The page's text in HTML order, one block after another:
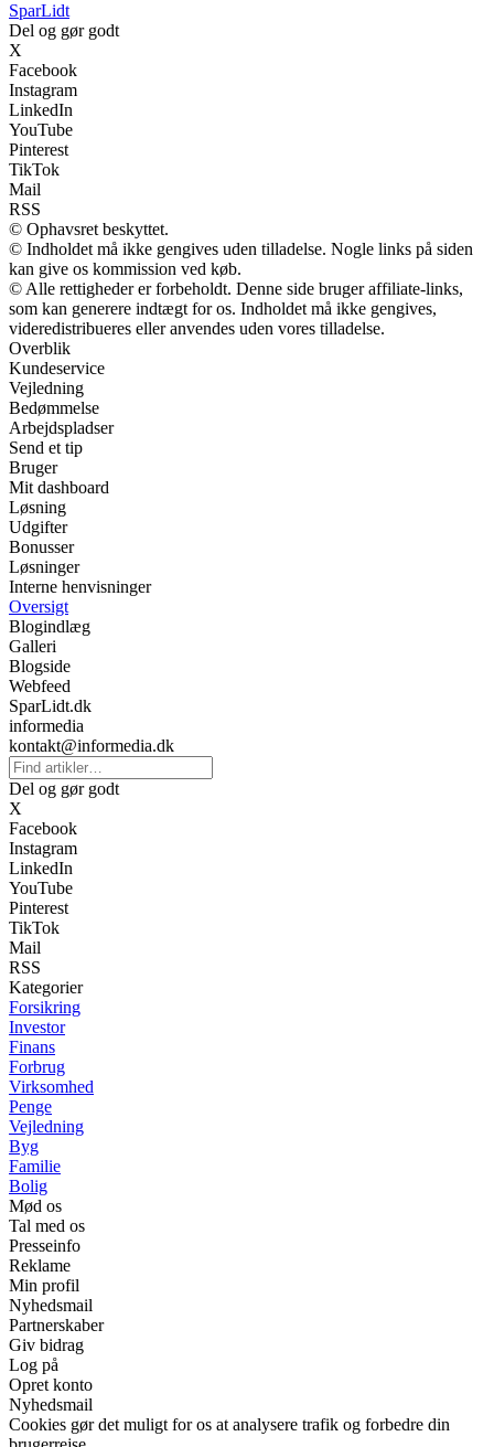
SparLidt
Del og gør godt
X
Facebook
Instagram
LinkedIn
YouTube
Pinterest
TikTok
Mail
RSS
© Ophavsret beskyttet.
© Indholdet må ikke gengives uden tilladelse. Nogle links på siden
kan give os kommission ved køb.
© Alle rettigheder er forbeholdt. Denne side bruger affiliate-links,
som kan generere indtægt for os. Indholdet må ikke gengives,
videredistribueres eller anvendes uden vores tilladelse.
Overblik
Kundeservice
Vejledning
Bedømmelse
Arbejdspladser
Send et tip
Bruger
Mit dashboard
Løsning
Udgifter
Bonusser
Løsninger
Interne henvisninger
Oversigt
Blogindlæg
Galleri
Blogside
Webfeed
SparLidt.dk
informedia
kontakt@informedia.dk
Del og gør godt
X
Facebook
Instagram
LinkedIn
YouTube
Pinterest
TikTok
Mail
RSS
Kategorier
Forsikring
Investor
Finans
Forbrug
Virksomhed
Penge
Vejledning
Byg
Familie
Bolig
Mød os
Tal med os
Presseinfo
Reklame
Min profil
Nyhedsmail
Partnerskaber
Giv bidrag
Log på
Opret konto
Nyhedsmail
Cookies gør det muligt for os at analysere trafik og forbedre din